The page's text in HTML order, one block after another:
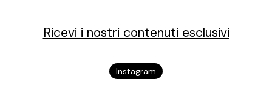
Ricevi i nostri contenuti esclusivi
Instagram